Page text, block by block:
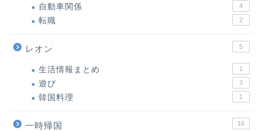
自動車関係 4
転職 2
レオン 5
生活情報まとめ 1
遊び 3
韓国料理 1
一時帰国 16